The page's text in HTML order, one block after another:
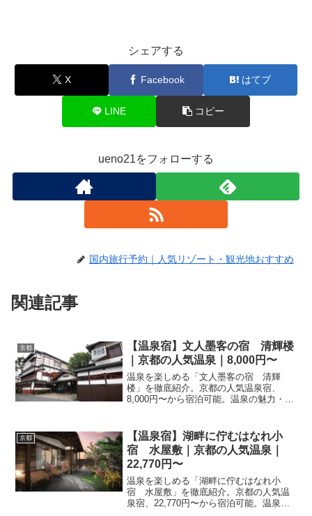
シェアする
X Facebook はてブ
LINE コピー
ueno21をフォローする
国内旅行予約｜人気リゾート・観光地おすすめ
関連記事
京都
【温泉宿】文人墨客の宿 清輝楼
｜京都の人気温泉｜8,000円〜
温泉を楽しめる「文人墨客の宿 清輝
楼」を徹底紹介。京都の人気温泉宿、
8,000円〜から宿泊可能。温泉の魅力・客
京都
【温泉宿】湖畔に佇むはなれ小
宿 水屋敷｜京都の人気温泉｜
22,770円〜
温泉を楽しめる「湖畔に佇むはなれ小
宿 水屋敷」を徹底紹介。京都の人気温
泉宿、22,770円〜から宿泊可能。温泉の